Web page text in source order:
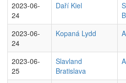
2023-06-
24
Daří Kiel
2023-06-
24
Kopaná Lydd
2023-06-
25
Slavland
Bratislava